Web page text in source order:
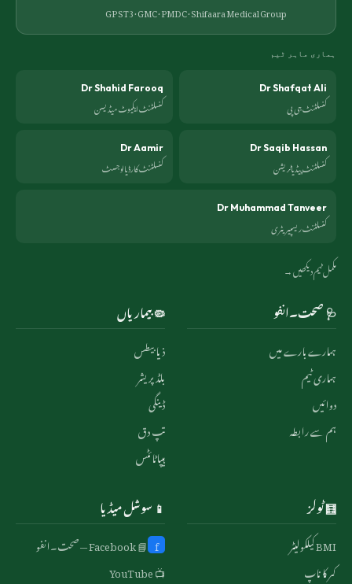
GP ST3 · GMC · PMDC ·Shifaara Medical Group
ہماری ماہر ٹیم
Dr Shafqat Ali
کنسلٹنٹ جی پی
Dr Shahid Farooq
کنسلٹنٹ ایکیوٹ میڈیسن
Dr Saqib Hassan
کنسلٹنٹ پیڈیاٹریشن
Dr Aamir
کنسلٹنٹ کارڈیالوجسٹ
Dr Muhammad Tanveer
کنسلٹنٹ ریسپیریٹری
مکمل ٹیم دیکھیں →
🩺 صحت۔انفو
ہمارے بارے میں
ہماری ٹیم
دوائیں
ہم سے رابطہ
🦠 بیماریاں
ذیابیطس
بلڈ پریشر
ڈینگی
تپ دق
ہیپاٹائٹس
🧮 ٹولز
BMI کیلکولیٹر
کمر کا ناپ
📱 سوشل میڈیا
f 📘 Facebook — صحت۔انفو
📺 YouTube